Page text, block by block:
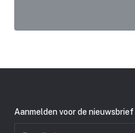
Aanmelden voor de nieuwsbrief